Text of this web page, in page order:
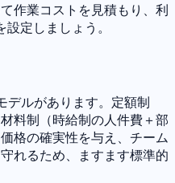
作業コストを見積もり、利
定しましょう。
デルがあります。定額制
料制（時給制の人件費＋部
格の確実性を与え、チーム
れるため、ますます標準的